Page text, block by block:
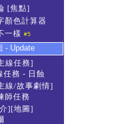
[焦點]
顏色計算器
一樣 #5
- Update
線任務]
任務 - 日蝕
線/故事劇情]
師任務
][地圖]